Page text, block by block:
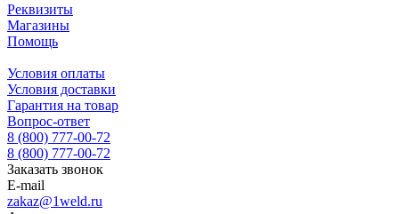
Реквизиты
Магазины
Помощь
Условия оплаты
Условия доставки
Гарантия на товар
Вопрос-ответ
8 (800) 777-00-72
8 (800) 777-00-72
Заказать звонок
E-mail
zakaz@1weld.ru